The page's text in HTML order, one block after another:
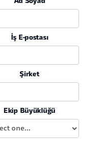
İş E-postası
Şirket
Ekip Büyüklüğü